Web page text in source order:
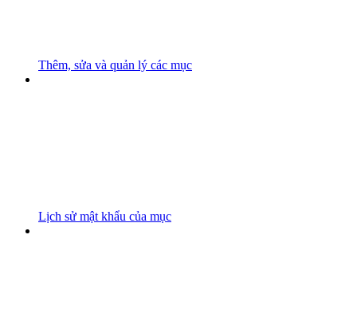
Thêm, sửa và quản lý các mục
Lịch sử mật khẩu của mục